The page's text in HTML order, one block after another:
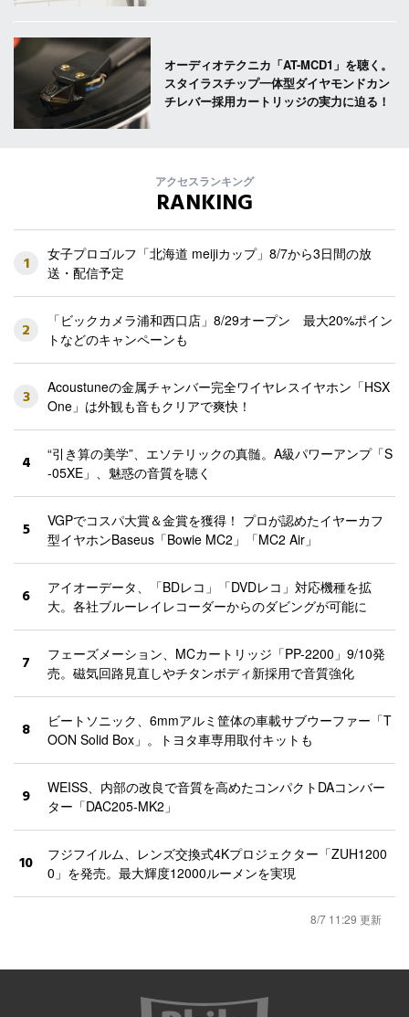
オーディオテクニカ「AT-MCD1」を聴く。
スタイラスチップ一体型ダイヤモンドカン
チレバー採用カートリッジの実力に迫る！
アクセスランキング
RANKING
1
女子プロゴルフ「北海道 meijiカップ」8/7から3日間の放
送・配信予定
2
「ビックカメラ浦和西口店」8/29オープン 最大20%ポイン
トなどのキャンペーンも
3
Acoustuneの金属チャンバー完全ワイヤレスイヤホン「HSX
One」は外観も音もクリアで爽快！
4
“引き算の美学”、エソテリックの真髄。A級パワーアンプ「S
-05XE」、魅惑の音質を聴く
5
VGPでコスパ大賞＆金賞を獲得！ プロが認めたイヤーカフ
型イヤホンBaseus「Bowie MC2」「MC2 Air」
6
アイオーデータ、「BDレコ」「DVDレコ」対応機種を拡
大。各社ブルーレイレコーダーからのダビングが可能に
7
フェーズメーション、MCカートリッジ「PP-2200」9/10発
売。磁気回路見直しやチタンボディ新採用で音質強化
8
ビートソニック、6mmアルミ筐体の車載サブウーファー「T
OON Solid Box」。トヨタ車専用取付キットも
9
WEISS、内部の改良で音質を高めたコンパクトDAコンバー
ター「DAC205-MK2」
10
フジフイルム、レンズ交換式4Kプロジェクター「ZUH1200
0」を発売。最大輝度12000ルーメンを実現
8/7 11:29 更新